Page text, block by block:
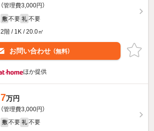
（管理費3,000円）
敷 不要 礼 不要
2階 / 1K / 20.0㎡
お問い合わせ （無料）
ほか提供
7万円
（管理費3,000円）
敷 不要 礼 不要